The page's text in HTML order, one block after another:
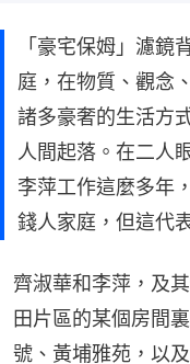
「豪宅保姆」濾鏡
庭，在物質、觀念
諸多豪奢的生活方
人間起落。在二人
李萍工作這麼多年
錢人家庭，但這代
齊淑華和李萍，及
田片區的某個房間
號、黃埔雅苑，以